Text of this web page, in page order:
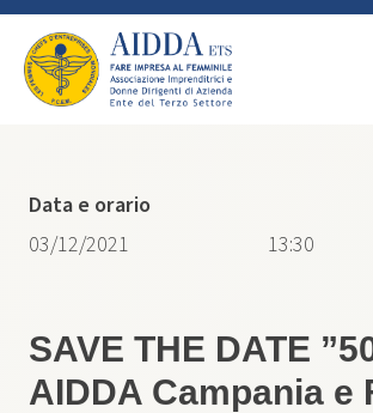
​SAVE THE DATE
AIDDA Campania e
Data e orario
03/12/2021
13:30